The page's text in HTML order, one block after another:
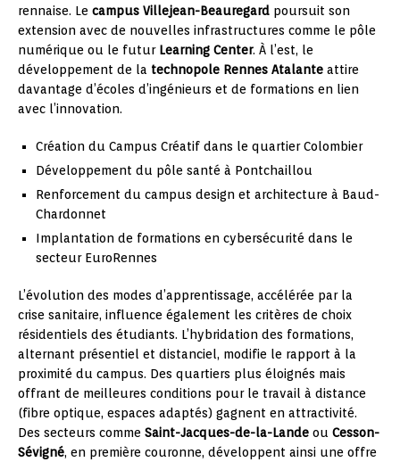
rennaise. Le campus Villejean-Beauregard poursuit son
extension avec de nouvelles infrastructures comme le pôle
numérique ou le futur Learning Center. À l’est, le
développement de la technopole Rennes Atalante attire
davantage d’écoles d’ingénieurs et de formations en lien
avec l’innovation.
Création du Campus Créatif dans le quartier Colombier
Développement du pôle santé à Pontchaillou
Renforcement du campus design et architecture à Baud-
Chardonnet
Implantation de formations en cybersécurité dans le
secteur EuroRennes
L’évolution des modes d’apprentissage, accélérée par la
crise sanitaire, influence également les critères de choix
résidentiels des étudiants. L’hybridation des formations,
alternant présentiel et distanciel, modifie le rapport à la
proximité du campus. Des quartiers plus éloignés mais
offrant de meilleures conditions pour le travail à distance
(fibre optique, espaces adaptés) gagnent en attractivité.
Des secteurs comme Saint-Jacques-de-la-Lande ou Cesson-
Sévigné, en première couronne, développent ainsi une offre